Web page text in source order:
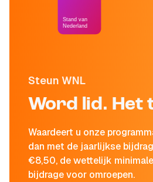
Steun WNL
Word lid. Het
Waardeert u onze
dan met de jaarlijkse
€8,50, de wettelijk
bijdrage voor omroepen.
Stand van
Nederland